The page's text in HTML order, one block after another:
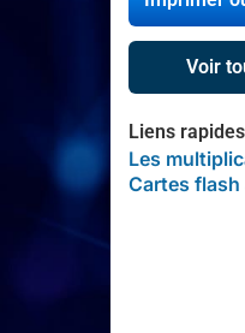
Voir
Liens
Les
Cartes flash